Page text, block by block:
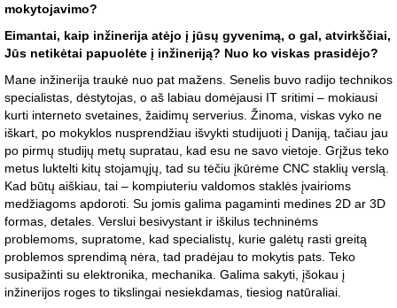
mokytojavimo?
Eimantai, kaip inžinerija atėjo į jūsų gyvenimą, o gal, atvirkščiai,
Jūs netikėtai papuolėte į inžineriją? Nuo ko viskas prasidėjo?
Mane inžinerija traukė nuo pat mažens. Senelis buvo radijo technikos
specialistas, dėstytojas, o aš labiau domėjausi IT sritimi – mokiausi
kurti interneto svetaines, žaidimų serverius. Žinoma, viskas vyko ne
iškart, po mokyklos nusprendžiau išvykti studijuoti į Daniją, tačiau jau
po pirmų studijų metų supratau, kad esu ne savo vietoje. Grįžus teko
metus luktelti kitų stojamųjų, tad su tėčiu įkūrėme CNC staklių verslą.
Kad būtų aiškiau, tai – kompiuteriu valdomos staklės įvairioms
medžiagoms apdoroti. Su jomis galima pagaminti medines 2D ar 3D
formas, detales. Verslui besivystant ir iškilus techninėms
problemoms, supratome, kad specialistų, kurie galėtų rasti greitą
problemos sprendimą nėra, tad pradėjau to mokytis pats. Teko
susipažinti su elektronika, mechanika. Galima sakyti, įšokau į
inžinerijos roges to tikslingai nesiekdamas, tiesiog natūraliai.